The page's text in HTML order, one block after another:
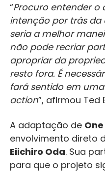
“Procuro entender o
intenção por trás da
seria a melhor
não pode recriar
apropriar da
resto fora. É
fará sentido em
action”, afirmou Ted
A adaptação de
envolvimento direto
Eiichiro Oda. Sua
para que o projeto